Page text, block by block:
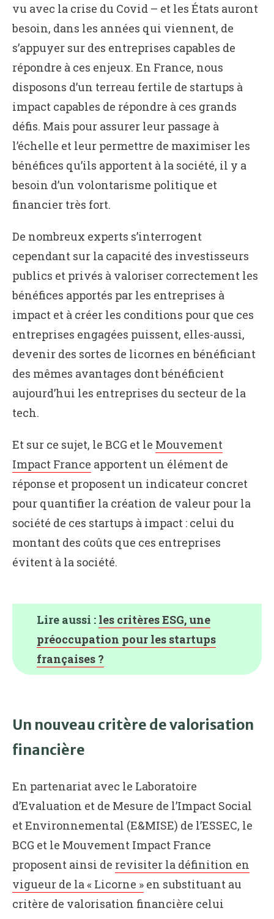
vu avec la crise du Covid – et les États auront
besoin, dans les années qui viennent, de
s’appuyer sur des entreprises capables de
répondre à ces enjeux. En France, nous
disposons d’un terreau fertile de startups à
impact capables de répondre à ces grands
défis. Mais pour assurer leur passage à
l’échelle et leur permettre de maximiser les
bénéfices qu’ils apportent à la société, il y a
besoin d’un volontarisme politique et
financier très fort.
De nombreux experts s’interrogent
cependant sur la capacité des investisseurs
publics et privés à valoriser correctement les
bénéfices apportés par les entreprises à
impact et à créer les conditions pour que ces
entreprises engagées puissent, elles-aussi,
devenir des sortes de licornes en bénéficiant
des mêmes avantages dont bénéficient
aujourd’hui les entreprises du secteur de la
tech.
Et sur ce sujet, le BCG et le Mouvement
Impact France apportent un élément de
réponse et proposent un indicateur concret
pour quantifier la création de valeur pour la
société de ces startups à impact : celui du
montant des coûts que ces entreprises
évitent à la société.
Lire aussi : les critères ESG, une
préoccupation pour les startups
françaises ?
Un nouveau critère de valorisation
financière
En partenariat avec le Laboratoire
d’Evaluation et de Mesure de l’Impact Social
et Environnemental (E&MISE) de l’ESSEC, le
BCG et le Mouvement Impact France
proposent ainsi de revisiter la définition en
vigueur de la « Licorne » en substituant au
critère de valorisation financière celui